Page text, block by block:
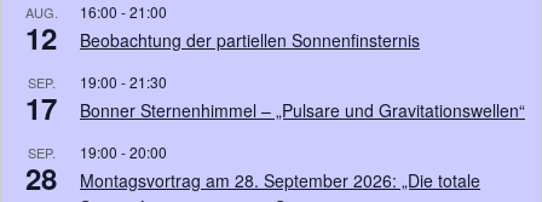
AUG.
12
16:00 -21:00
Beobachtung der partiellen Sonnenfinsternis
SEP.
17
19:00 -21:30
Bonner Sternenhimmel – „Pulsare und Gravitationswellen“
SEP.
28
19:00 -20:00
Montagsvortrag am 28. September 2026: „Die totale